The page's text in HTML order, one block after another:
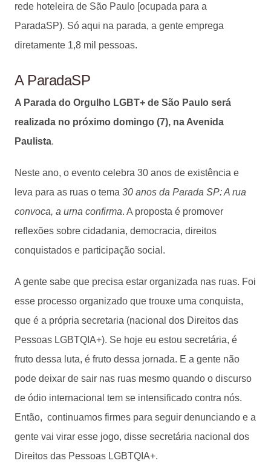
rede hoteleira de São Paulo [ocupada para a
ParadaSP). Só aqui na parada, a gente emprega
diretamente 1,8 mil pessoas.
A ParadaSP
A Parada do Orgulho LGBT+ de São Paulo será
realizada no próximo domingo (7), na Avenida
Paulista.
Neste ano, o evento celebra 30 anos de existência e
leva para as ruas o tema 30 anos da Parada SP: A rua
convoca, a urna confirma. A proposta é promover
reflexões sobre cidadania, democracia, direitos
conquistados e participação social.
A gente sabe que precisa estar organizada nas ruas. Foi
esse processo organizado que trouxe uma conquista,
que é a própria secretaria (nacional dos Direitos das
Pessoas LGBTQIA+). Se hoje eu estou secretária, é
fruto dessa luta, é fruto dessa jornada. E a gente não
pode deixar de sair nas ruas mesmo quando o discurso
de ódio internacional tem se intensificado contra nós.
Então, continuamos firmes para seguir denunciando e a
gente vai virar esse jogo, disse secretária nacional dos
Direitos das Pessoas LGBTQIA+.